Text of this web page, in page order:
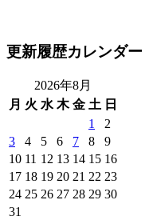
更新履歴カレンダー
2026年8月
月 火 水 木 金 土 日
1
2
3
4 5 6 7 8
9
10 11 12 13 14 15 16
17 18 19 20 21 22 23
24 25 26 27 28 29 30
31